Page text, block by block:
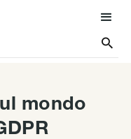

mondo